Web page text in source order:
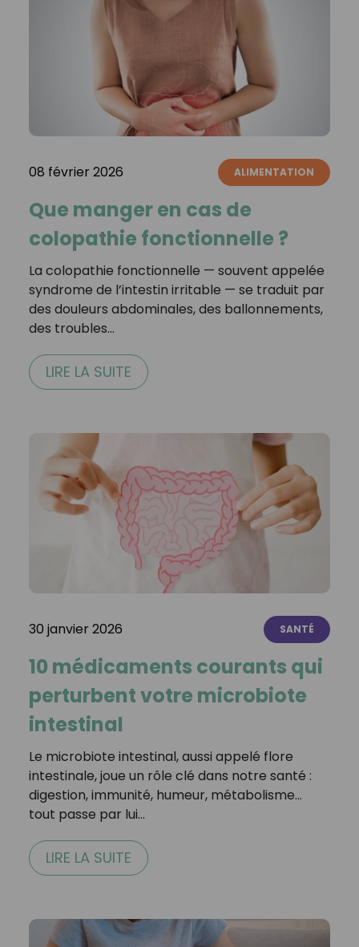
08 février 2026 ALIMENTATION
Que manger en cas de
colopathie fonctionnelle ?
La colopathie fonctionnelle — souvent appelée
syndrome de l’intestin irritable — se traduit par
des douleurs abdominales, des ballonnements,
des troubles…
LIRE LA SUITE
30 janvier 2026 SANTÉ
10 médicaments courants qui
perturbent votre microbiote
intestinal
Le microbiote intestinal, aussi appelé flore
intestinale, joue un rôle clé dans notre santé :
digestion, immunité, humeur, métabolisme…
tout passe par lui…
LIRE LA SUITE